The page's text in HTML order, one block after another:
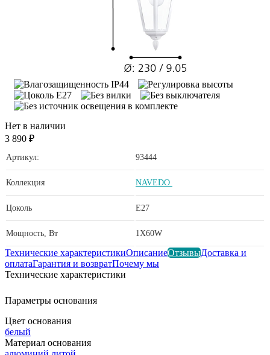
Нет в наличии
3 890 ₽
Артикул: 93444
Коллекция NAVEDO
Цоколь E27
Мощность, Вт 1X60W
Технические характеристикиОписаниеОтзывыДоставка и
оплатаГарантия и возвратПочему мы
Технические характеристики
Параметры основания
Цвет основания
белый
Материал основания